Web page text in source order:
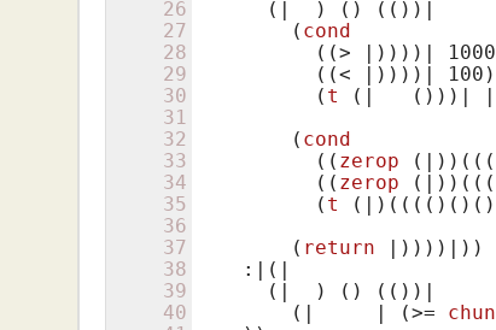
26
27
28
29
30
31
32
33
34
35
36
37
38
39
40
      (|  )
() (() )|
( cond
          ((> |)
)))| 1000
((< |) )))| 100 )
( t (|   () ))|
( cond
          ((
zerop (|) )
(( zerop (|) )
( t (|) (((() () ()
( return |) )))|))
    :|
(|
      (|  )
() (() )|
(|     | (>=